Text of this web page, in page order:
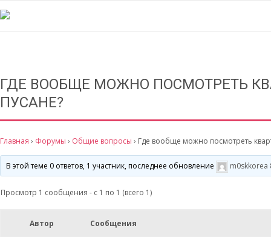
ГДЕ ВООБЩЕ МОЖНО ПОСМОТРЕТЬ
ПУСАНЕ?
Главная › Форумы › Общие вопросы › Где вообще можно посмотреть
В этой теме 0 ответов, 1 участник, последнее обновление m0skkorea
Просмотр 1 сообщения - с 1 по 1 (всего 1)
Автор Сообщения